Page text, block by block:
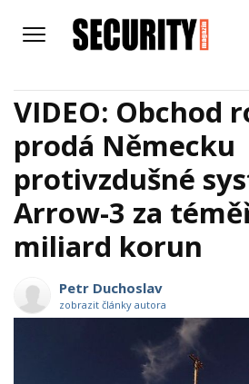
VIDEO: Obchod
prodá Německu
protivzdušné
Arrow-3 za
miliard korun
Petr Duchoslav
zobrazit články autora